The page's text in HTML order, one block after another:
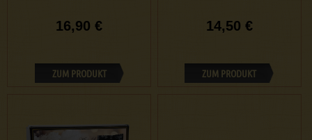
16,90 €
ZUM PRODUKT
14,50 €
ZUM PRODUKT